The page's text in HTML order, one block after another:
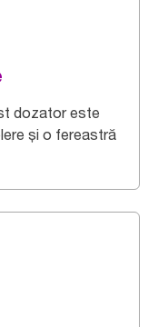
dozator este
și o fereastră